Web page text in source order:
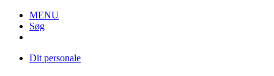
MENU
Søg
Dit personale